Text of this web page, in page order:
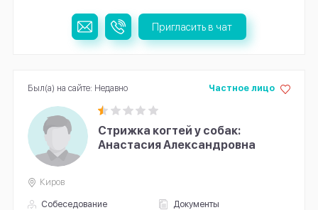
Пригласить в чат
Стрижка когтей у собак:
Анастасия Александровна
Собеседование
Документы
Частное лицо
Киров
Был(а) на сайте: Недавно